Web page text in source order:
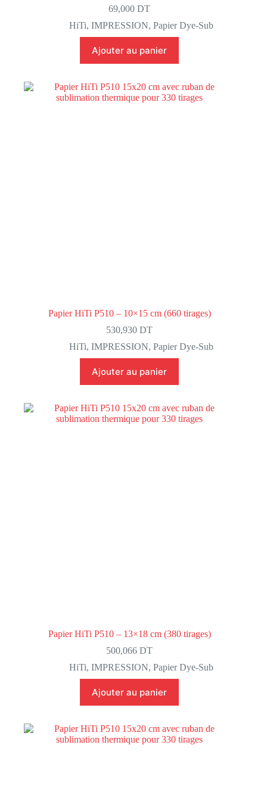
69,000DT
HiTi,IMPRESSION,Papier Dye-Sub
Ajouter au panier
Papier HiTi P510 – 10×15 cm (660 tirages)
530,930DT
HiTi,IMPRESSION,Papier Dye-Sub
Ajouter au panier
Papier HiTi P510 – 13×18 cm (380 tirages)
500,066DT
HiTi,IMPRESSION,Papier Dye-Sub
Ajouter au panier